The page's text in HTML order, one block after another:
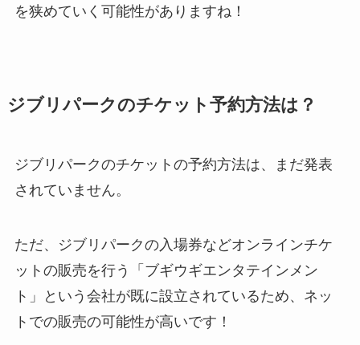
を狭めていく可能性がありますね！
ジブリパークのチケット予約方法は？
ジブリパークのチケットの予約方法は、まだ発表
されていません。
ただ、ジブリパークの入場券などオンラインチケ
ットの販売を行う「ブギウギエンタテインメン
ト」という会社が既に設立されているため、ネッ
トでの販売の可能性が高いです！